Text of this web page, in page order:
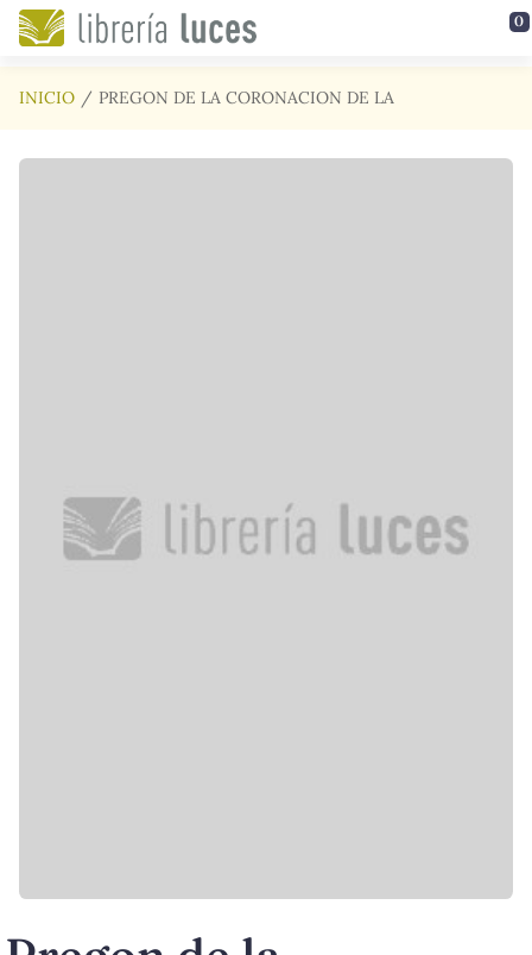
Saltar al contenido principal 0
INICIO PREGON DE LA CORONACION DE LA